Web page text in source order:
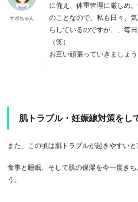
サボちゃん
に備え、体重管理に厳しめ
のことなので、私も日々、
らしているのですが、、毎
（笑）
お互い頑張っていきましょう
肌トラブル・妊娠線対策をし
また、この頃は肌トラブルが起きやすいと
食事と睡眠、そして肌の保湿を今一度き
う。